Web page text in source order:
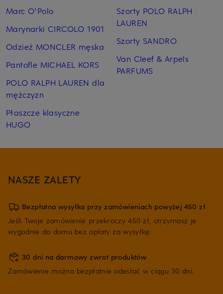
Marc O'Polo
Marynarki CIRCOLO 1901
Odzież MONCLER męska
Pantofle MICHAEL KORS
POLO RALPH LAUREN dla
mężczyzn
Płaszcze klasyczne
HUGO
Szorty POLO RALPH
LAUREN
Szorty SANDRO
Van Cleef & Arpels
PARFUMS
NASZE ZALETY
Bezpłatna wysyłka przy zamówieniach powyżej 450 zł
Jeśli Twoje zamówienie przekroczy 450 zł, otrzymasz je
wygodnie do domu bez opłaty za wysyłkę.
30 dni na darmowy zwrot produktów
Zamówienie można bezpłatnie odesłać w ciągu 30 dni.